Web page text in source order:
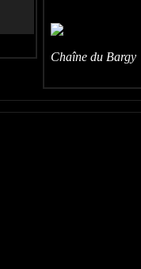
Chaîne du